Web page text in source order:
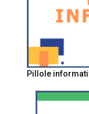
Pillole